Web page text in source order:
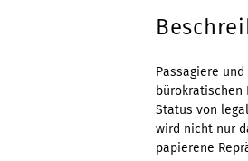
Passagiere
bürokratischen
Status von
wird nicht nur
papierene